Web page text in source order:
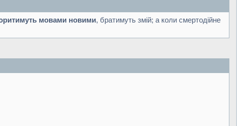
мовами новими, братимуть змій; а коли смертодійне